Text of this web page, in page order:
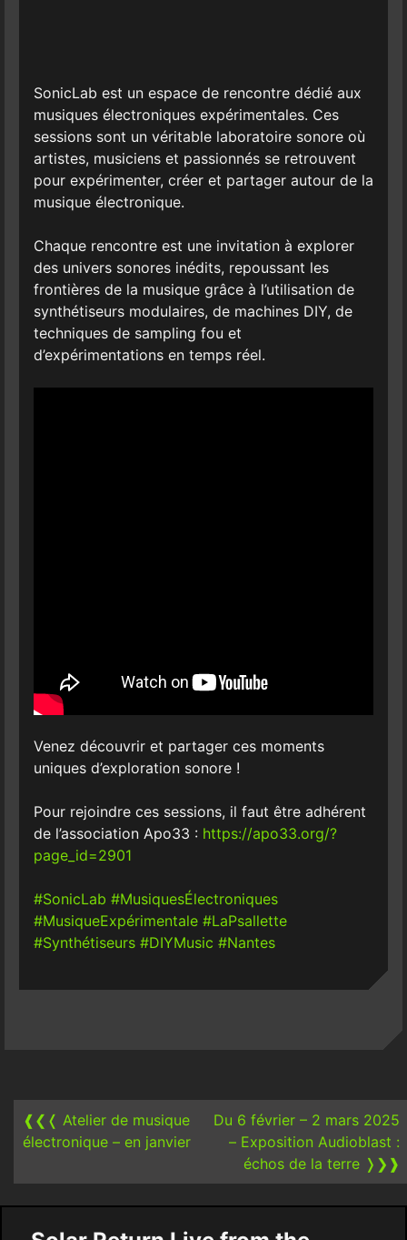
SonicLab est un espace de rencontre dédié aux
musiques électroniques expérimentales. Ces
sessions sont un véritable laboratoire sonore où
artistes, musiciens et passionnés se retrouvent
pour expérimenter, créer et partager autour de la
musique électronique.
Chaque rencontre est une invitation à explorer
des univers sonores inédits, repoussant les
frontières de la musique grâce à l’utilisation de
synthétiseurs modulaires, de machines DIY, de
techniques de sampling fou et
d’expérimentations en temps réel.
Venez découvrir et partager ces moments
uniques d’exploration sonore !
Pour rejoindre ces sessions, il faut être adhérent
de l’association Apo33 : https://apo33.org/?
page_id=2901
#SonicLab #MusiquesÉlectroniques
#MusiqueExpérimentale #LaPsallette
#Synthétiseurs #DIYMusic #Nantes
navigation
❰❮❬ Atelier de musique
électronique – en janvier
Du 6 février – 2 mars 2025
– Exposition Audioblast :
échos de la terre ❭❯❱